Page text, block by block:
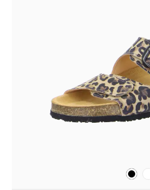
schwarz